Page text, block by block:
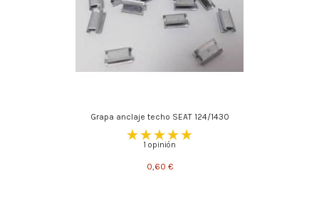
Grapa anclaje techo SEAT 124/1430
1 opinión
0,60 €